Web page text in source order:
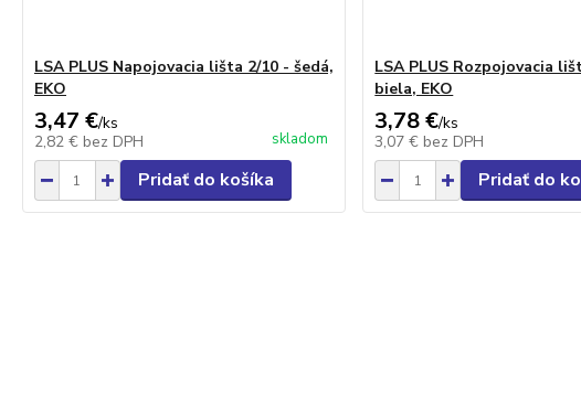
LSA PLUS Napojovacia lišta 2/10 - šedá,
EKO
3,47 €/ks
2,82 € bez DPH skladom
Pridať do košíka
LSA PLUS Rozpojovacia
biela, EKO
3,78 €/ks
3,07 € bez DPH
Pridať do